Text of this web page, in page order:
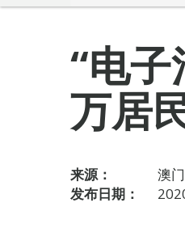
“电
万居
来源：
澳
发布日期：